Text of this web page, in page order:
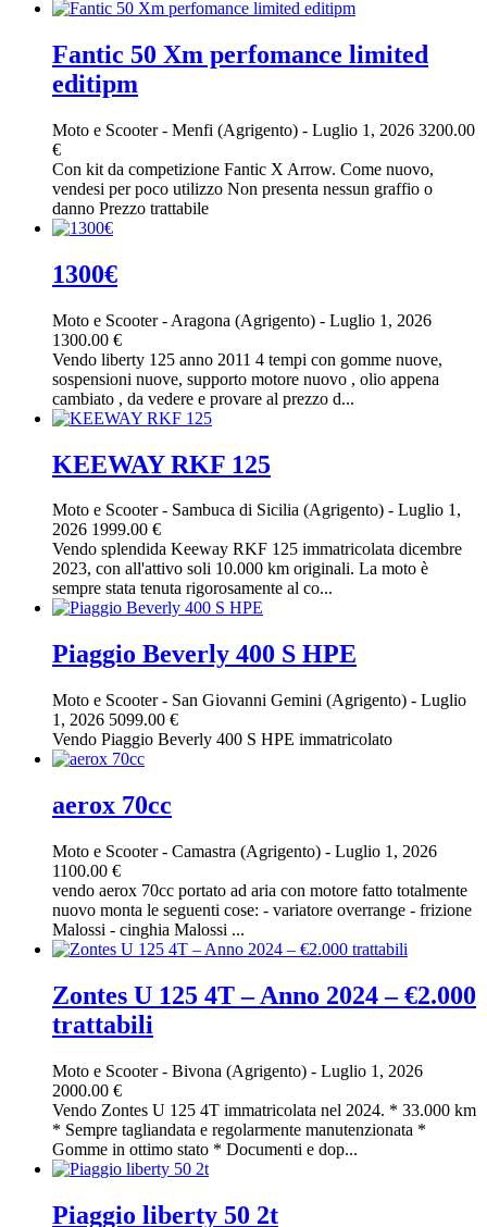
Fantic 50 Xm perfomance limited
editipm
Moto e Scooter- Menfi (Agrigento) - Luglio 1, 2026 3200.00
€
Con kit da competizione Fantic X Arrow. Come nuovo,
vendesi per poco utilizzo Non presenta nessun graffio o
danno Prezzo trattabile
1300€
Moto e Scooter- Aragona (Agrigento) - Luglio 1, 2026
1300.00 €
Vendo liberty 125 anno 2011 4 tempi con gomme nuove,
sospensioni nuove, supporto motore nuovo , olio appena
cambiato , da vedere e provare al prezzo d...
KEEWAY RKF 125
Moto e Scooter- Sambuca di Sicilia (Agrigento) - Luglio 1,
2026 1999.00 €
Vendo splendida Keeway RKF 125 immatricolata dicembre
2023, con all'attivo soli 10.000 km originali. La moto è
sempre stata tenuta rigorosamente al co...
Piaggio Beverly 400 S HPE
Moto e Scooter- San Giovanni Gemini (Agrigento) - Luglio
1, 2026 5099.00 €
Vendo Piaggio Beverly 400 S HPE immatricolato
aerox 70cc
Moto e Scooter- Camastra (Agrigento) - Luglio 1, 2026
1100.00 €
vendo aerox 70cc portato ad aria con motore fatto totalmente
nuovo monta le seguenti cose: - variatore overrange - frizione
Malossi - cinghia Malossi ...
Zontes U 125 4T – Anno 2024 – €2.000
trattabili
Moto e Scooter- Bivona (Agrigento) - Luglio 1, 2026
2000.00 €
Vendo Zontes U 125 4T immatricolata nel 2024. * 33.000 km
* Sempre tagliandata e regolarmente manutenzionata *
Gomme in ottimo stato * Documenti e dop...
Piaggio liberty 50 2t